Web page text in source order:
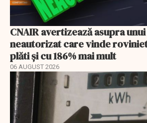
CNAIR avertizează asupra
neautorizat care vinde
plăti și cu 186% mai mult
06 AUGUST 2026